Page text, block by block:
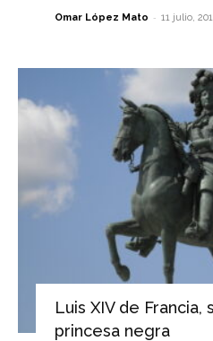
Omar López Mato - 11 julio,
Luis XIV de Francia,
princesa negra